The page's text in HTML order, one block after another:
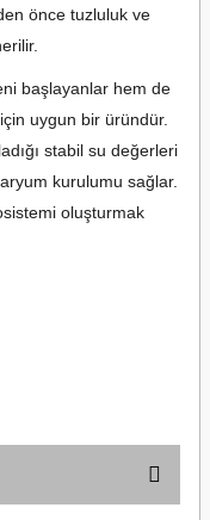
önce tuzluluk ve
başlayanlar hem de
uygun bir üründür.
stabil su değerleri
kurulumu sağlar.
oluşturmak